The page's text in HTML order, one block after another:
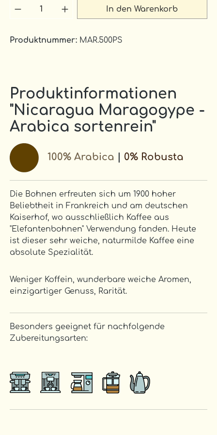
Produkt Anzahl: Gib den
In den Warenkorb
Produktnummer: MAR.500PS
Produktinformationen
"Nicaragua Maragogype -
Arabica sortenrein"
100% Arabica 0% Robusta
Die Bohnen erfreuten sich um 1900 hoher
Beliebtheit in Frankreich und am deutschen
Kaiserhof, wo ausschließlich Kaffee aus
"Elefantenbohnen" Verwendung fanden. Heute
ist dieser sehr weiche, naturmilde Kaffee eine
absolute Spezialität.
Weniger Koffein, wunderbare weiche Aromen,
einzigartiger Genuss, Rarität.
Besonders geeignet für nachfolgende
Zubereitungsarten: